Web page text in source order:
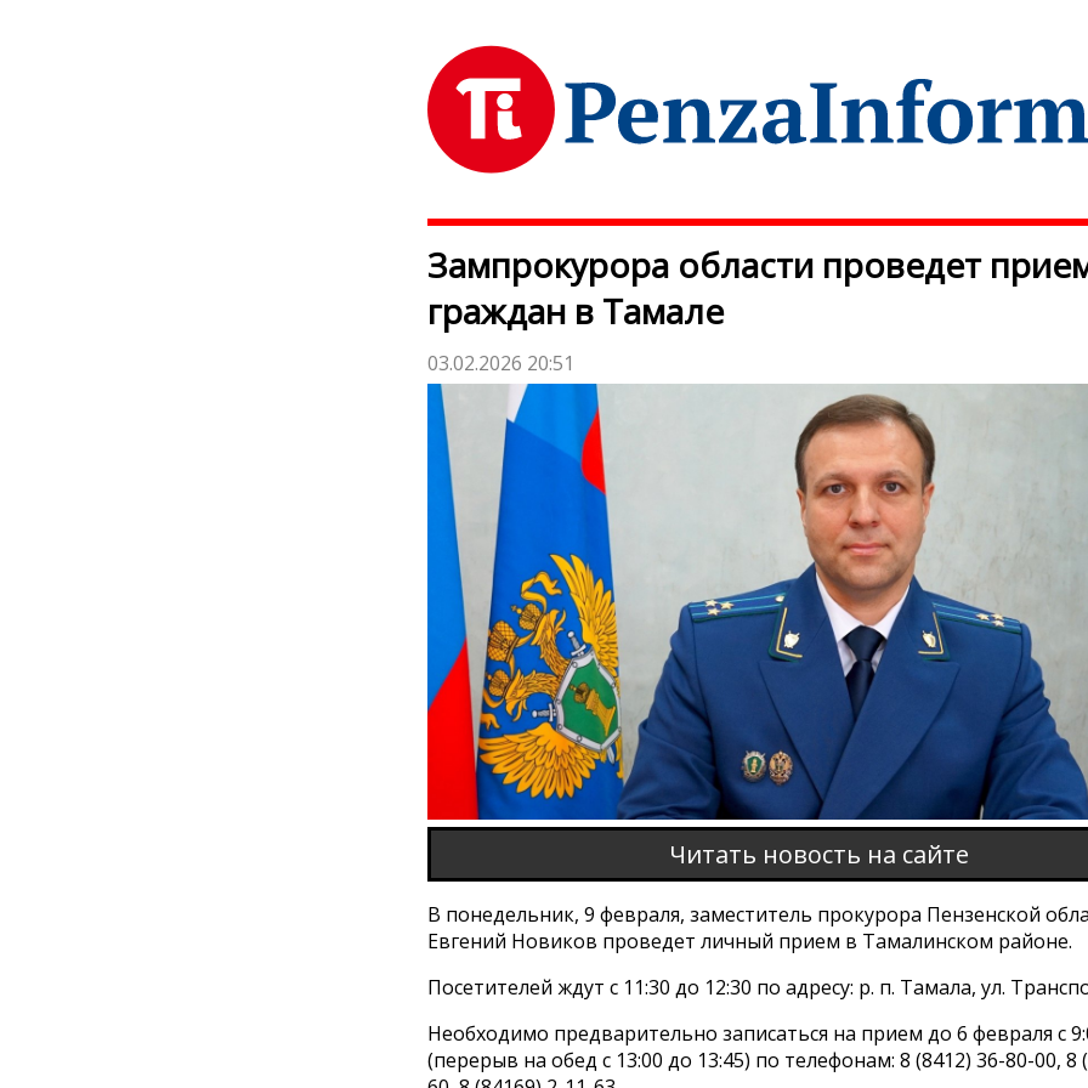
Зампрокурора области проведет
граждан в Тамале
03.02.2026 20:51
Читать новость на сайте
В понедельник, 9 февраля, заместитель прокурора Пензенской
Евгений Новиков проведет личный прием в Тамалинском районе.
Посетителей ждут с 11:30 до 12:30 по адресу: р. п. Тамала, ул.
Необходимо предварительно записаться на прием до 6 февраля с
(перерыв на обед с 13:00 до 13:45) по телефонам: 8 (8412) 36-80-00, 8